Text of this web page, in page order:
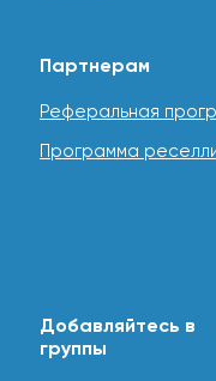
Партнерам
Реферальная
Программа
Добавляйтесь в
группы